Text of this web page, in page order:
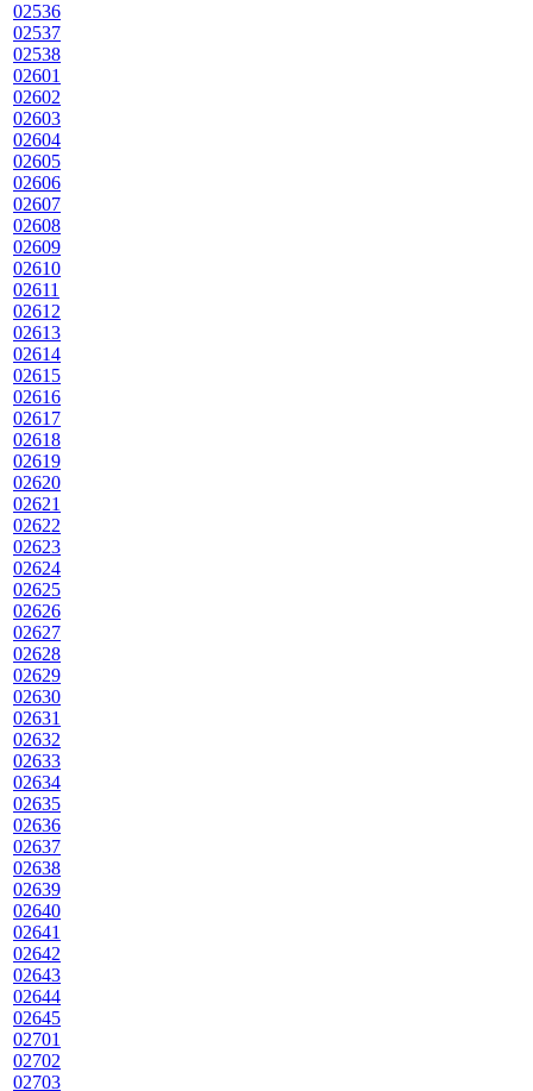
02536
02537
02538
02601
02602
02603
02604
02605
02606
02607
02608
02609
02610
02611
02612
02613
02614
02615
02616
02617
02618
02619
02620
02621
02622
02623
02624
02625
02626
02627
02628
02629
02630
02631
02632
02633
02634
02635
02636
02637
02638
02639
02640
02641
02642
02643
02644
02645
02701
02702
02703